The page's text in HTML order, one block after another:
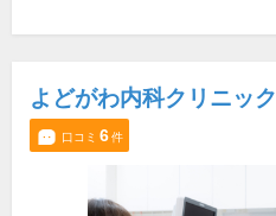
よどがわ内科クリニック
口コミ 6件